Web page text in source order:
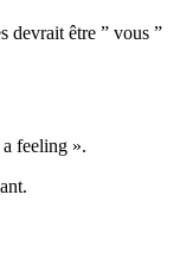
devrait être ” vous ”
feeling ».